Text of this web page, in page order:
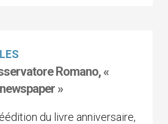
Romano, «
»
du livre anniversaire,